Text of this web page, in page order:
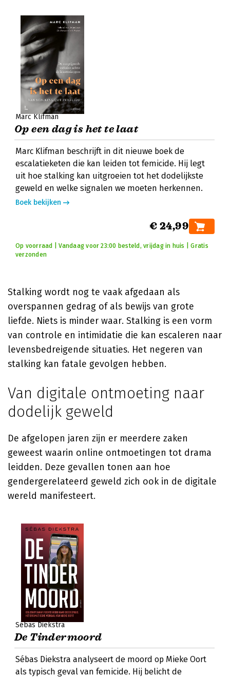
Marc Klifman
Op een dag is het te laat
Marc Klifman beschrijft in dit nieuwe boek de
escalatieketen die kan leiden tot femicide. Hij legt
uit hoe stalking kan uitgroeien tot het dodelijkste
geweld en welke signalen we moeten herkennen.
Boek bekijken
€ 24,99
Op voorraad | Vandaag voor 23:00 besteld, vrijdag in huis | Gratis
verzonden
Stalking wordt nog te vaak afgedaan als
overspannen gedrag of als bewijs van grote
liefde. Niets is minder waar. Stalking is een vorm
van controle en intimidatie die kan escaleren naar
levensbedreigende situaties. Het negeren van
stalking kan fatale gevolgen hebben.
Van digitale ontmoeting naar
dodelijk geweld
De afgelopen jaren zijn er meerdere zaken
geweest waarin online ontmoetingen tot drama
leidden. Deze gevallen tonen aan hoe
gendergerelateerd geweld zich ook in de digitale
wereld manifesteert.
Sébas Diekstra
De Tindermoord
Sébas Diekstra analyseert de moord op Mieke Oort
als typisch geval van femicide. Hij belicht de